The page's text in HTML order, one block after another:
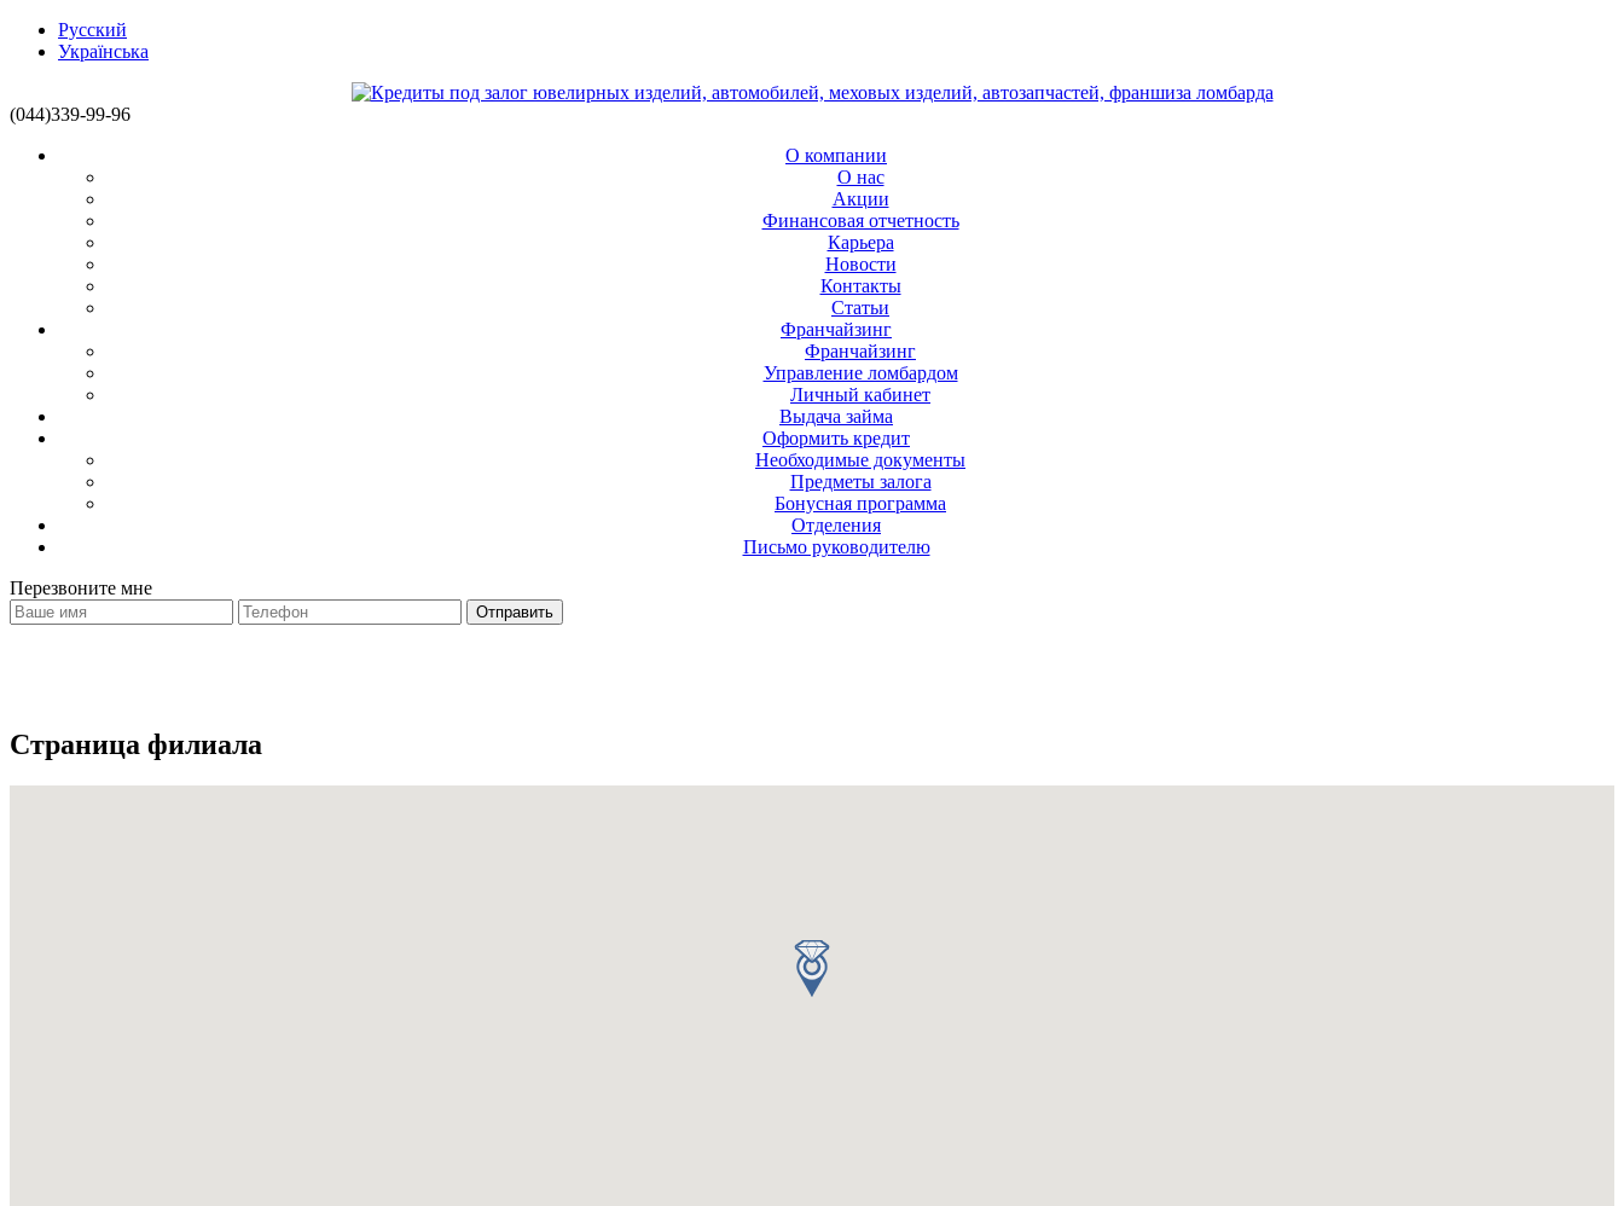
Русский
Українська
(044)339-99-96
О компании
О нас
Акции
Финансовая отчетность
Карьера
Новости
Контакты
Статьи
Франчайзинг
Франчайзинг
Управление ломбардом
Личный кабинет
Выдача займа
Оформить кредит
Необходимые документы
Предметы залога
Бонусная программа
Отделения
Письмо руководителю
Перезвоните мне
Страница филиала